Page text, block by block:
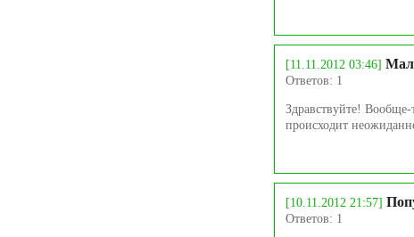
[11.11.2012 03:46]
Ответов: 1
Здравствуйте!
происходит
[10.11.2012 21:57]
Ответов: 1